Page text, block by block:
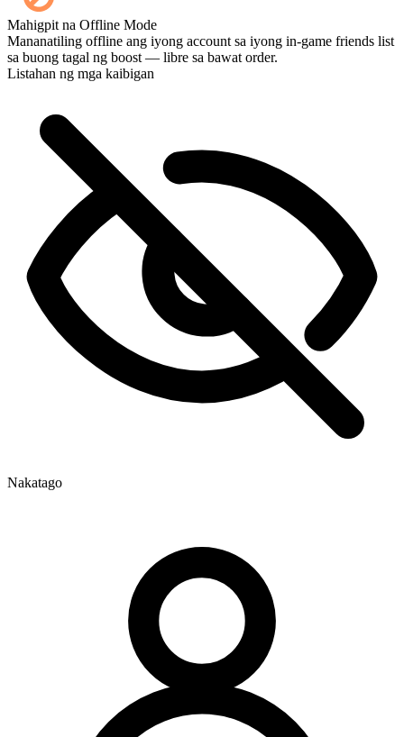
Perpekto! Maaari ko bang masundan nang live ang progreso?
Oo — bawat laban ay lalabas sa iyong dashboard pagkatapos nito,
at kung gusto mong mapanood ang mismong mga laro, idagdag ang
Streaming sa checkout.
Ayos, kayo ang pinakamahusay 🧡
Mahigpit na Offline Mode
Mananatiling offline ang iyong account sa iyong in-game friends list
sa buong tagal ng boost — libre sa bawat order.
Listahan ng mga kaibigan
Nakatago